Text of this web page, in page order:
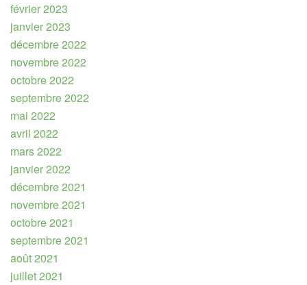
février 2023
janvier 2023
décembre 2022
novembre 2022
octobre 2022
septembre 2022
mai 2022
avril 2022
mars 2022
janvier 2022
décembre 2021
novembre 2021
octobre 2021
septembre 2021
août 2021
juillet 2021